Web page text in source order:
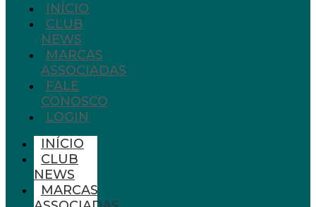
INÍCIO
CLUB
NEWS
MARCAS
ASSOCIADAS
FALE
CONOSCO
LOGIN
INÍCIO
CLUB
NEWS
MARCAS